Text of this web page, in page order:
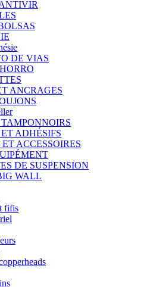
DE VIAS
ANCRAGES
TAMPONNOIRS
ADHÉSIFS
ACCESSOIRES
DE SUSPENSION
WALL
fifis